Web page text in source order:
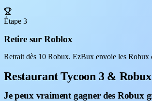
Étape 3
Retire sur Roblox
Retrait dès 10 Robux. EzBux envoie les Robux
Restaurant Tycoon 3 &
Je peux vraiment gagner des Robux